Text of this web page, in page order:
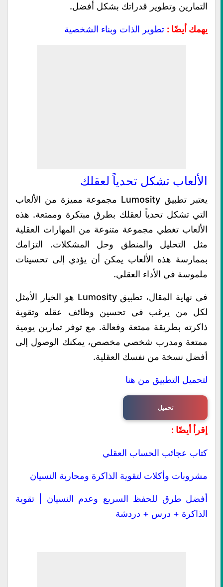
التمارين وتطوير قدراتك بشكل أفضل.
يهمك أيضًا : تطوير الذات وبناء الشخصية
الألعاب تشكل تحدياً لعقلك
يعتبر تطبيق Lumosity مجموعة مميزة من الألعاب
التي تشكل تحدياً لعقلك بطرق مبتكرة وممتعة. هذه
الألعاب تغطي مجموعة متنوعة من المهارات العقلية
مثل التحليل والمنطق وحل المشكلات. التزامك
بممارسة هذه الألعاب يمكن أن يؤدي إلى تحسينات
ملموسة في الأداء العقلي.
فى نهاية المقال، تطبيق Lumosity هو الخيار الأمثل
لكل من يرغب في تحسين وظائف عقله وتقوية
ذاكرته بطريقة ممتعة وفعالة. مع توفر تمارين يومية
ممتعة ومدرب شخصي مخصص، يمكنك الوصول إلى
أفضل نسخة من نفسك العقلية.
لتحميل التطبيق من هنا
تحميل
إقرأ أيضًا :
كتاب عجائب الحساب العقلي
مشروبات وأكلات لتقوية الذاكرة ومحاربة النسيان
أفضل طرق للحفظ السريع وعدم النسيان | تقوية
الذاكرة + درس + دردشة